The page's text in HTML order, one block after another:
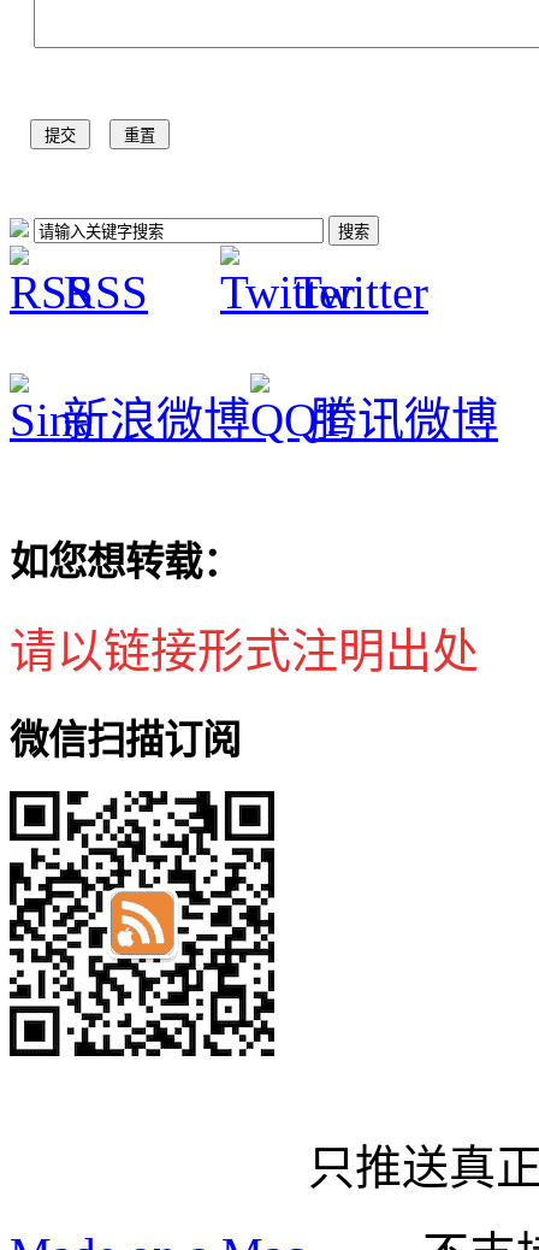
RSS Twitter
新浪微博 腾讯微博
如您想转载：
请以链接形式注明出处
微信扫描订阅
只推送真